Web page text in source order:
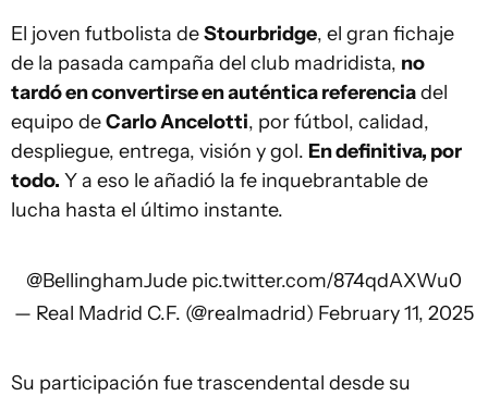
El joven futbolista deStourbridge, el gran fichaje
de la pasada campaña del club madridista, no
tardó en convertirse en auténtica referenciadel
equipo deCarlo Ancelotti, por fútbol, calidad,
despliegue, entrega, visión y gol. En definitiva, por
todo. Y a eso le añadió la fe inquebrantable de
lucha hasta el último instante.
@BellinghamJude pic.twitter.com/874qdAXWu0
— Real Madrid C.F. (@realmadrid) February 11, 2025
Su participación fue trascendental desde su